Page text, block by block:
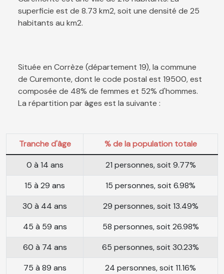
superficie est de 8.73 km2, soit une densité de 25
habitants au km2.
Située en Corrèze (département 19), la commune
de Curemonte, dont le code postal est 19500, est
composée de 48% de femmes et 52% d'hommes.
La répartition par âges est la suivante :
Tranche d'âge
% de la population totale
0 à 14 ans
21 personnes, soit 9.77%
15 à 29 ans
15 personnes, soit 6.98%
30 à 44 ans
29 personnes, soit 13.49%
45 à 59 ans
58 personnes, soit 26.98%
60 à 74 ans
65 personnes, soit 30.23%
75 à 89 ans
24 personnes, soit 11.16%